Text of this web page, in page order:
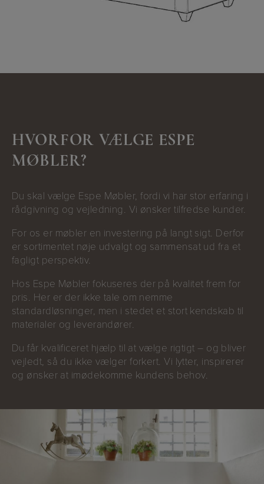
HVORFOR VÆLGE ESPE
MØBLER?
Du skal vælge Espe Møbler, fordi vi har stor erfaring i
rådgivning og vejledning. Vi ønsker tilfredse kunder.
For os er møbler en investering på langt sigt. Derfor
er sortimentet nøje udvalgt og sammensat ud fra et
fagligt perspektiv.
Hos Espe Møbler fokuseres der på kvalitet frem for
pris. Her er der ikke tale om nemme
standardløsninger, men i stedet et stort kendskab til
materialer og leverandører.
Du får kvalificeret hjælp til at vælge rigtigt – og bliver
vejledt, så du ikke vælger forkert. Vi lytter, inspirerer
og ønsker at imødekomme kundens behov.